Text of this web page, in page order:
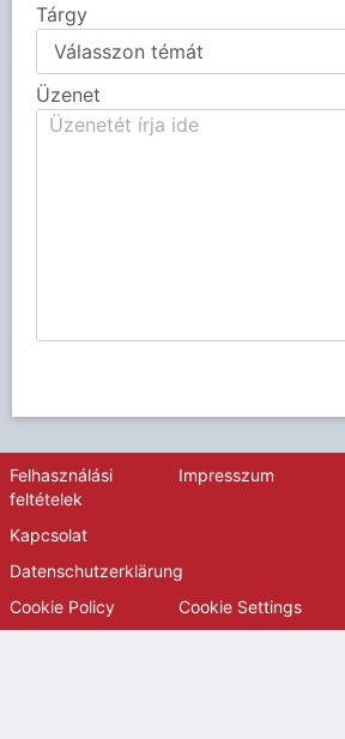
Tárgy
Üzenet
Felhasználási
feltételek
Impresszum
Kapcsolat
Datenschutzerklärung
Cookie Policy
Cookie Settings